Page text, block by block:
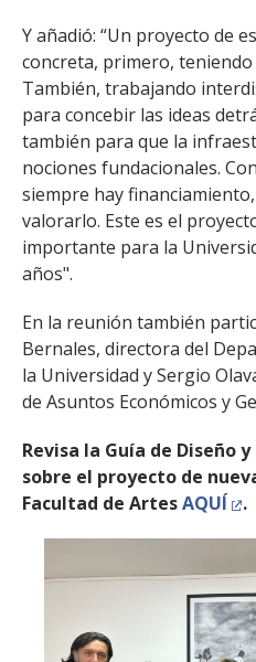
Y añadió: “Un proyecto de
concreta, primero,
También, trabajando
para concebir las ideas
también para que la
nociones fundacionales.
siempre hay
valorarlo. Este es el
importante para la
años".
En la reunión también
Bernales, directora del
la Universidad y Sergio
de Asuntos Económicos y
Revisa la Guía de Diseño
sobre el proyecto de
Facultad de ArtesAQUÍ .